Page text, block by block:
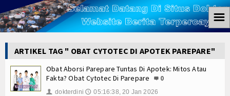
Ham
☰
ARTIKEL TAG " OBAT CYTOTEC DI APOTEK PAREPARE"
Obat Aborsi Parepare Tuntas Di Apotek: Mitos Atau
Fakta? Obat Cytotec Di Parepare
0
👤 dokterdini 🕔 05:16:38, 20 Jan 2026